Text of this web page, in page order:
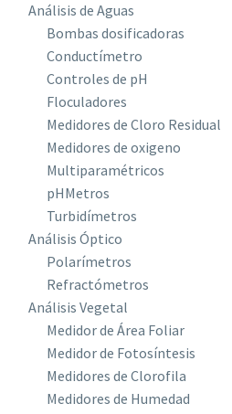
Análisis de Aguas
Bombas dosificadoras
Conductímetro
Controles de pH
Floculadores
Medidores de Cloro Residual
Medidores de oxigeno
Multiparamétricos
pHMetros
Turbidímetros
Análisis Óptico
Polarímetros
Refractómetros
Análisis Vegetal
Medidor de Área Foliar
Medidor de Fotosíntesis
Medidores de Clorofila
Medidores de Humedad